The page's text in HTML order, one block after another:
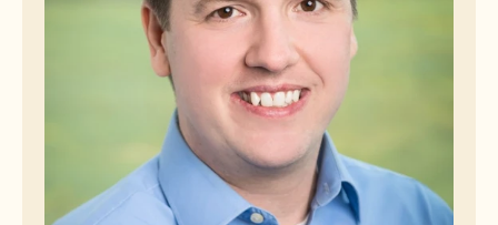
Historias de clientes
Empleo